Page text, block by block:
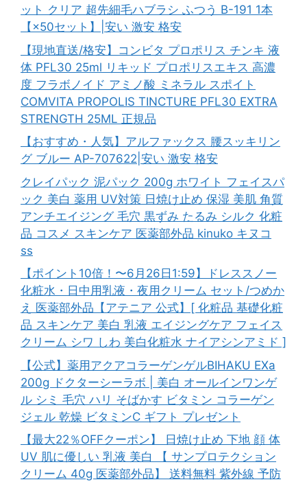
ット クリア 超先細毛ハブラシ ふつう B-191 1本
【×50セット】|安い 激安 格安
【現地直送/格安】コンビタ プロポリス チンキ 液
体 PFL30 25ml リキッド プロポリスエキス 高濃
度 フラボノイド アミノ酸 ミネラル スポイト
COMVITA PROPOLIS TINCTURE PFL30 EXTRA
STRENGTH 25ML 正規品
【おすすめ・人気】アルファックス 腰スッキリン
グ ブルー AP-707622|安い 激安 格安
クレイパック 泥パック 200g ホワイト フェイスパ
ック 美白 薬用 UV対策 日焼け止め 保湿 美肌 角質
アンチエイジング 毛穴 黒ずみ たるみ シルク 化粧
品 コスメ スキンケア 医薬部外品 kinuko キヌコ
ss
【ポイント10倍！〜6月26日1:59】ドレススノー
化粧水・日中用乳液・夜用クリーム セット/つめか
え 医薬部外品【アテニア 公式】[ 化粧品 基礎化粧
品 スキンケア 美白 乳液 エイジングケア フェイス
クリーム シワ しわ 美白化粧水 ナイアシンアミド ]
【公式】薬用アクアコラーゲンゲルBIHAKU EXa
200g ドクターシーラボ | 美白 オールインワンゲ
ル シミ 毛穴 ハリ そばかす ビタミン コラーゲン
ジェル 乾燥 ビタミンC ギフト プレゼント
【最大22％OFFクーポン】 日焼け止め 下地 顔 体
UV 肌に優しい 乳液 美白 【 サンプロテクション
クリーム 40g 医薬部外品】 送料無料 紫外線 予防